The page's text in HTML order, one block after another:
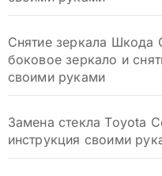
Снятие зеркала Шкода
боковое зеркало и
своими руками
Замена стекла Toyota
инструкция своими